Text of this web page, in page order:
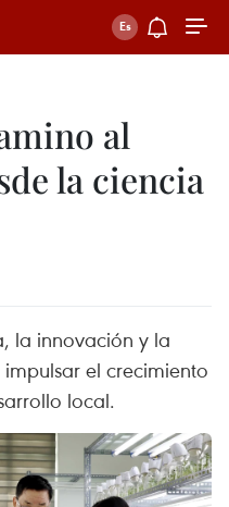
al
la ciencia
la innovación y la
el crecimiento
local.